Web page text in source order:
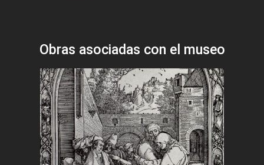
Obras asociadas con el museo